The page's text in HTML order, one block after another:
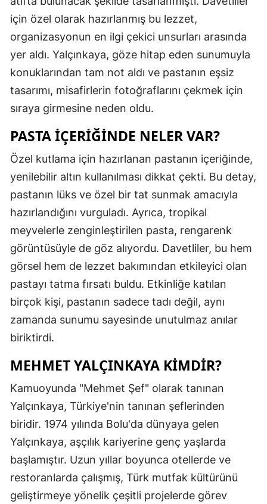
için özel olarak hazırlanmış bu lezzet,
organizasyonun en ilgi çekici unsurları arasında
yer aldı. Yalçınkaya, göze hitap eden sunumuyla
konuklarından tam not aldı ve pastanın eşsiz
tasarımı, misafirlerin fotoğraflarını çekmek için
sıraya girmesine neden oldu.
PASTA İÇERIĞINDE NELER VAR?
Özel kutlama için hazırlanan pastanın içeriğinde,
yenilebilir altın kullanılması dikkat çekti. Bu detay,
pastanın lüks ve özel bir tat sunmak amacıyla
hazırlandığını vurguladı. Ayrıca, tropikal
meyvelerle zenginleştirilen pasta, rengarenk
görüntüsüyle de göz alıyordu. Davetliler, bu hem
görsel hem de lezzet bakımından etkileyici olan
pastayı tatma fırsatı buldu. Etkinliğe katılan
birçok kişi, pastanın sadece tadı değil, aynı
zamanda sunumu sayesinde unutulmaz anılar
biriktirdi.
MEHMET YALÇINKAYA KIMDIR?
Kamuoyunda "Mehmet Şef" olarak tanınan
Yalçınkaya, Türkiye'nin tanınan şeflerinden
biridir. 1974 yılında Bolu'da dünyaya gelen
Yalçınkaya, aşçılık kariyerine genç yaşlarda
başlamıştır. Uzun yıllar boyunca otellerde ve
restoranlarda çalışmış, Türk mutfak kültürünü
geliştirmeye yönelik çeşitli projelerde görev